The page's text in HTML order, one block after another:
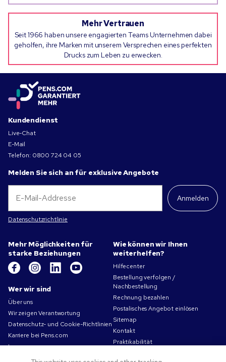
Mehr Vertrauen
Seit 1966 haben unsere engagierten Teams Unternehmen dabei
geholfen, ihre Marken mit unserem Versprechen eines perfekten
Drucks zum Leben zu erwecken.
Kundendienst
Live-Chat
E-Mail
Telefon: 0800 724 04 05
Melden Sie sich an für exklusive Angebote
Anmelden
Datenschutzrichtlinie
Mehr Möglichkeiten für
starke Beziehungen
Wer wir sind
Über uns
Wir zeigen Verantwortung
Datenschutz- und Cookie-Richtlinien
Karriere bei Pens.com
Impressum
Nutzungsbedingungen
Wie können wir Ihnen
weiterhelfen?
Hilfecenter
Bestellung verfolgen /
Nachbestellung
Rechnung bezahlen
Postalisches Angebot einlösen
Sitemap
Kontakt
Praktikabilität